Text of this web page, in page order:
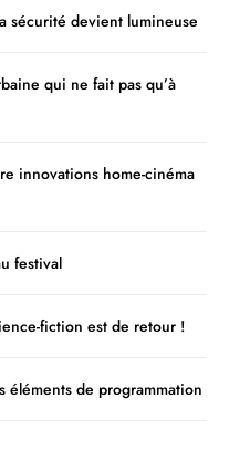
sécurité devient lumineuse
qui ne fait pas qu’à
innovations home-cinéma
festival
fiction est de retour !
de programmation